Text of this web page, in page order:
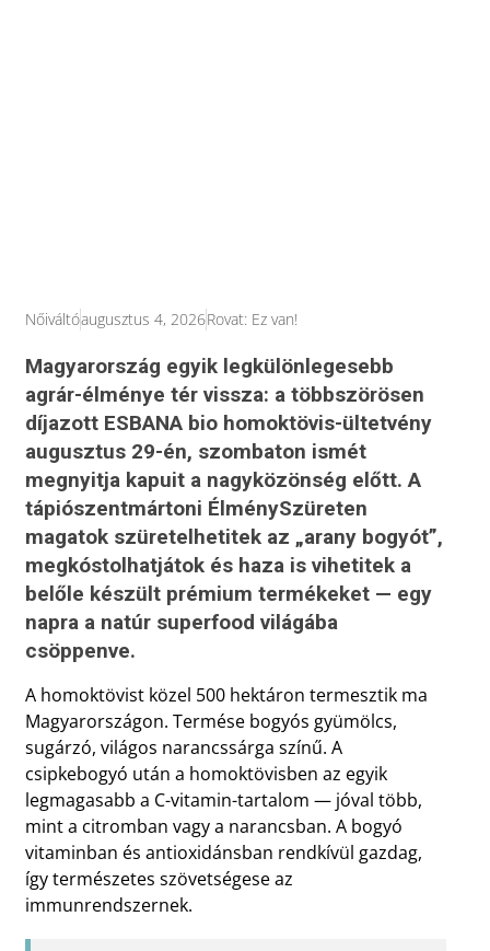
Nőiváltóaugusztus 4, 2026Rovat: Ez van!
Magyarország egyik legkülönlegesebb
agrár-élménye tér vissza: a többszörösen
díjazott ESBANA bio homoktövis-ültetvény
augusztus 29-én, szombaton ismét
megnyitja kapuit a nagyközönség előtt. A
tápiószentmártoni ÉlménySzüreten
magatok szüretelhetitek az „arany bogyót”,
megkóstolhatjátok és haza is vihetitek a
belőle készült prémium termékeket — egy
napra a natúr superfood világába
csöppenve.
A homoktövist közel 500 hektáron termesztik ma
Magyarországon. Termése bogyós gyümölcs,
sugárzó, világos narancssárga színű. A
csipkebogyó után a homoktövisben az egyik
legmagasabb a C-vitamin-tartalom — jóval több,
mint a citromban vagy a narancsban. A bogyó
vitaminban és antioxidánsban rendkívül gazdag,
így természetes szövetségese az
immunrendszernek.